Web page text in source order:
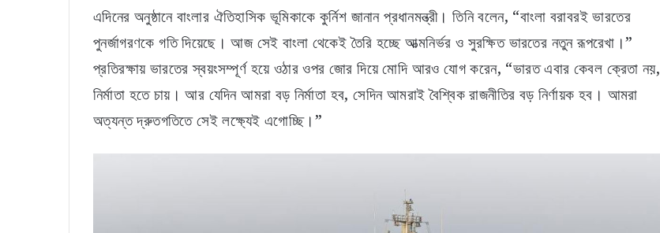
এদিনের অনুষ্ঠানে বাংলার ঐতিহাসিক ভূমিকাকে কুর্নিশ জানান প্রধানমন্ত্রী। তিনি বলেন, “বাংলা বরাবরই ভারতের
পুনর্জাগরণকে গতি দিয়েছে। আজ সেই বাংলা থেকেই তৈরি হচ্ছে আত্মনির্ভর ও সুরক্ষিত ভারতের নতুন রূপরেখা।”
প্রতিরক্ষায় ভারতের স্বয়ংসম্পূর্ণ হয়ে ওঠার ওপর জোর দিয়ে মোদি আরও যোগ করেন, “ভারত এবার কেবল ক্রেতা নয়,
নির্মাতা হতে চায়। আর যেদিন আমরা বড় নির্মাতা হব, সেদিন আমরাই বৈশ্বিক রাজনীতির বড় নির্ণায়ক হব। আমরা
অত্যন্ত দ্রুতগতিতে সেই লক্ষ্যেই এগোচ্ছি।”